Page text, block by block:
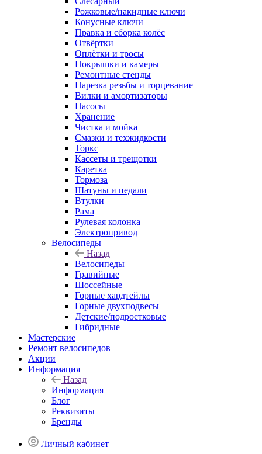
Рожковые/накидные ключи
Конусные ключи
Правка и сборка колёс
Отвёртки
Оплётки и тросы
Покрышки и камеры
Ремонтные стенды
Нарезка резьбы и торцевание
Вилки и амортизаторы
Насосы
Хранение
Чистка и мойка
Смазки и техжидкости
Торкс
Кассеты и трещотки
Каретка
Тормоза
Шатуны и педали
Втулки
Рама
Рулевая колонка
Электропривод
Велосипеды
Назад
Велосипеды
Гравийные
Шоссейные
Горные хардтейлы
Горные двухподвесы
Детские/подростковые
Гибридные
Мастерские
Ремонт велосипедов
Акции
Информация
Назад
Информация
Блог
Реквизиты
Бренды
Личный кабинет